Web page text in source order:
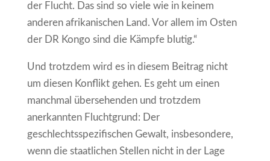
der Flucht. Das sind so viele wie in keinem
anderen afrikanischen Land. Vor allem im Osten
der DR Kongo sind die Kämpfe blutig.“
Und trotzdem wird es in diesem Beitrag nicht
um diesen Konflikt gehen. Es geht um einen
manchmal übersehenden und trotzdem
anerkannten Fluchtgrund: Der
geschlechtsspezifischen Gewalt, insbesondere,
wenn die staatlichen Stellen nicht in der Lage